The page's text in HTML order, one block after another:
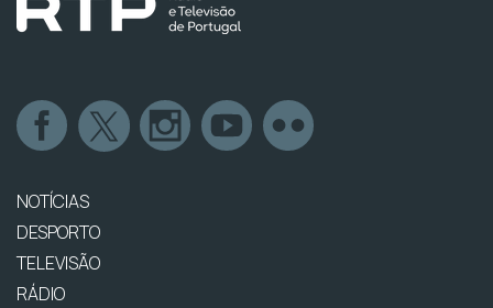
NOTÍCIAS
DESPORTO
TELEVISÃO
RÁDIO